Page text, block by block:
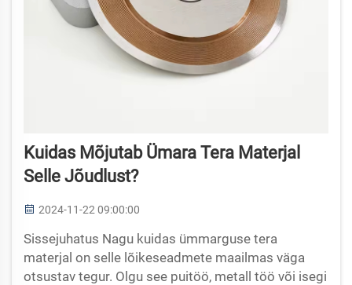
Kuidas Mõjutab Ümara Tera Materjal
Selle Jõudlust?
2024-11-22 09:00:00
Sissejuhatus Nagu kuidas ümmarguse tera
materjal on selle lõikeseadmete maailmas väga
otsustav tegur. Olgu see puitöö, metall töö või isegi